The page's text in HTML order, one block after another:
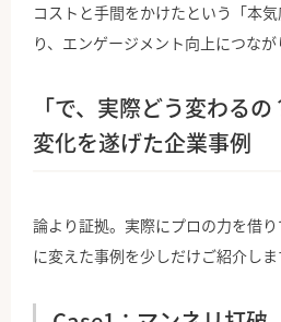
コストと手間をかけたという「本
り、エンゲージメント向上につなが
「で、実際どう変わる
変化を遂げた企業事例
論より証拠。実際にプロの力を借
に変えた事例を少しだけご紹介しま